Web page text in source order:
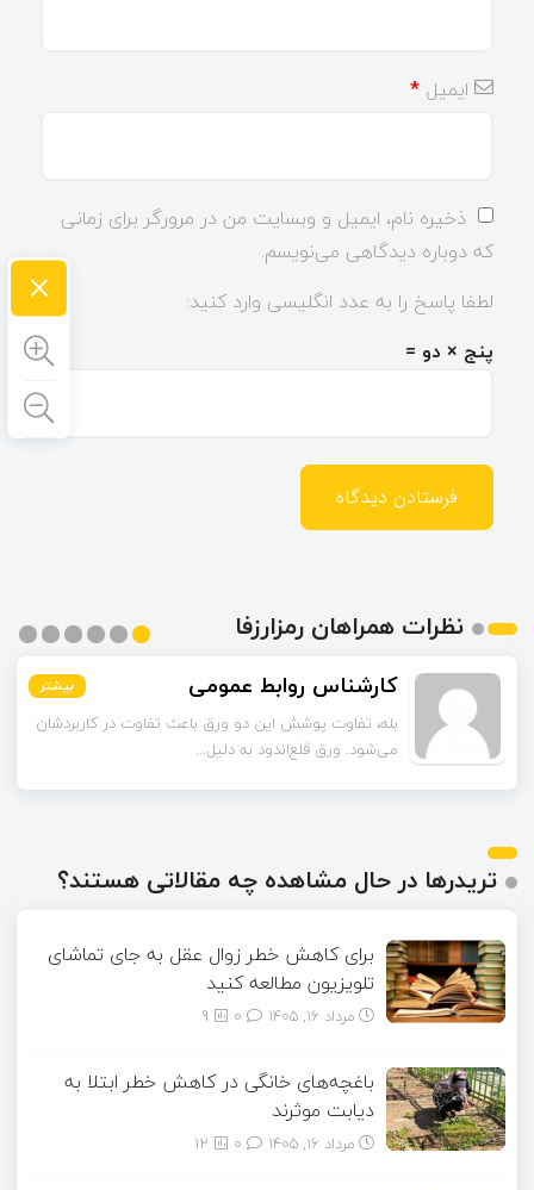
ایمیل *
ذخیره نام، ایمیل و وبسایت من در مرورگر برای زمانی
که دوباره دیدگاهی می‌نویسم.
لطفا پاسخ را به عدد انگلیسی وارد کنید:
پنج × دو =
نظرات همراهان رمزارزفا
بیشتر اسماعیل زاده بیشتر
تا قبل از خوندن این مقاله فکر می‌کردم ورق قلع‌اندود
همون ورق گالوانیزه است. تفاو...
بیشتر
بیشتر
بیشتر
بیشتر
تریدرها در حال مشاهده چه مقالاتی هستند؟
برای کاهش خطر زوال عقل به جای تماشای
تلویزیون مطالعه کنید
مرداد ۱۶, ۱۴۰۵ 9
باغچه‌های خانگی در کاهش خطر ابتلا به
دیابت موثرند
مرداد ۱۶, ۱۴۰۵ 12
×